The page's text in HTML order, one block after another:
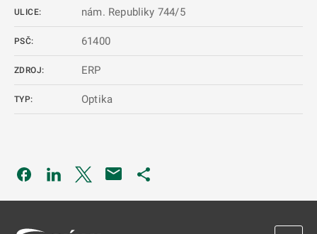
ULICE: nám. Republiky 744/5
PSČ: 61400
ZDROJ: ERP
TYP: Optika
Odkaz se otevře na nové kartě
Odkaz se otevře na nové kartě
Odkaz se otevře na nové kartě